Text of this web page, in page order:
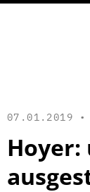
07.01.2019 •
Hoyer: